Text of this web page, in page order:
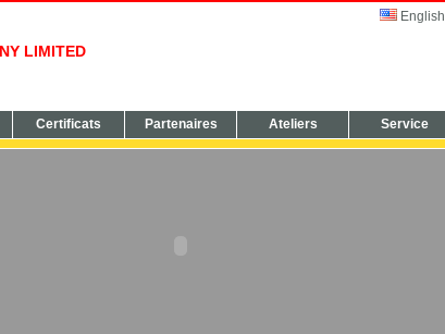
LIMITED
English
Certificats Partenaires Ateliers Service